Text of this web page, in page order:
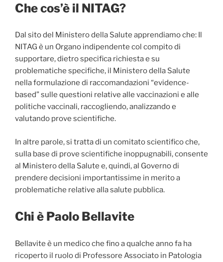
Che cos’è il NITAG?
Dal sito del Ministero della Salute apprendiamo che: Il
NITAG è un Organo indipendente col compito di
supportare, dietro specifica richiesta e su
problematiche specifiche, il Ministero della Salute
nella formulazione di raccomandazioni “evidence-
based” sulle questioni relative alle vaccinazioni e alle
politiche vaccinali, raccogliendo, analizzando e
valutando prove scientifiche.
In altre parole, si tratta di un comitato scientifico che,
sulla base di prove scientifiche inoppugnabili, consente
al Ministero della Salute e, quindi, al Governo di
prendere decisioni importantissime in merito a
problematiche relative alla salute pubblica.
Chi è Paolo Bellavite
Bellavite è un medico che fino a qualche anno fa ha
ricoperto il ruolo di Professore Associato in Patologia